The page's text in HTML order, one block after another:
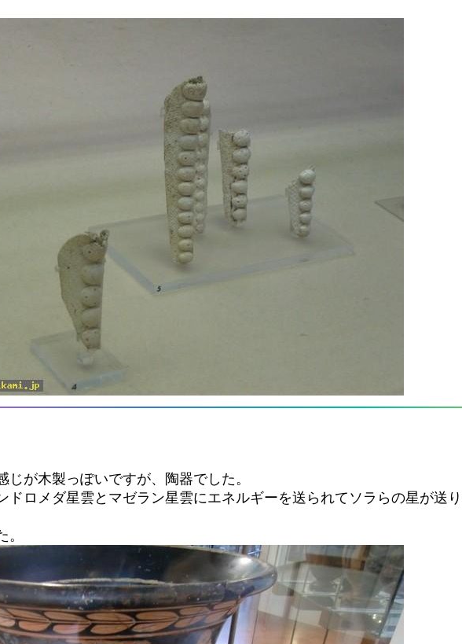
が木製っぽいですが、陶器でした。
ロメダ星雲とマゼラン星雲にエネルギーを送られてソラらの星が送